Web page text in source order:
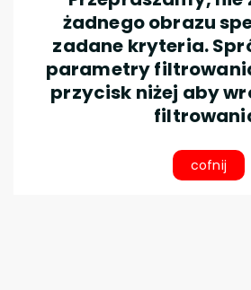
żadnego obrazu
zadane kryteria.
parametry
przycisk niżej aby
cofnij